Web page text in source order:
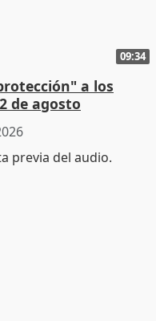
09:34
a los
de agosto